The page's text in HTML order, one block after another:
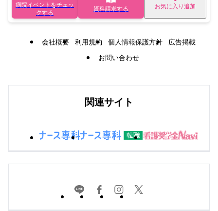
病院イベントをチェッ
クする
資料請求する お気に入り追加
会社概要 利用規約 個人情報保護方針
広告掲載
お問い合わせ
関連サイト